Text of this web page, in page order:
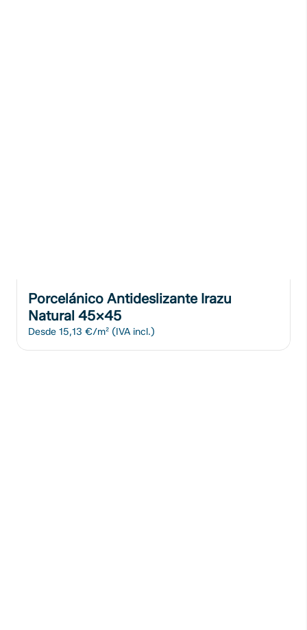
Porcelánico Antideslizante Irazu
Natural 45x45
Desde 15,13 €/m² (IVA incl.)